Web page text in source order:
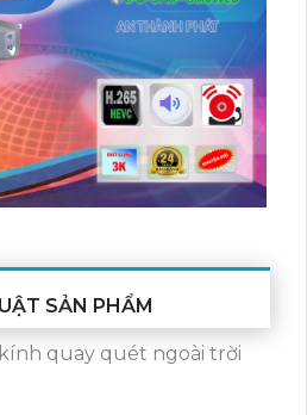
SẢN PHẨM
quay quét ngoài trời